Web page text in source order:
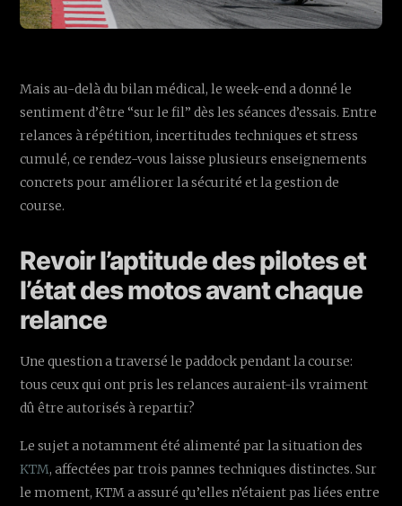
Mais au-delà du bilan médical, le week-end a donné le
sentiment d’être “sur le fil” dès les séances d’essais. Entre
relances à répétition, incertitudes techniques et stress
cumulé, ce rendez-vous laisse plusieurs enseignements
concrets pour améliorer la sécurité et la gestion de
course.
Revoir l’aptitude des pilotes et
l’état des motos avant chaque
relance
Une question a traversé le paddock pendant la course:
tous ceux qui ont pris les relances auraient-ils vraiment
dû être autorisés à repartir?
Le sujet a notamment été alimenté par la situation des
KTM, affectées par trois pannes techniques distinctes. Sur
le moment, KTM a assuré qu’elles n’étaient pas liées entre